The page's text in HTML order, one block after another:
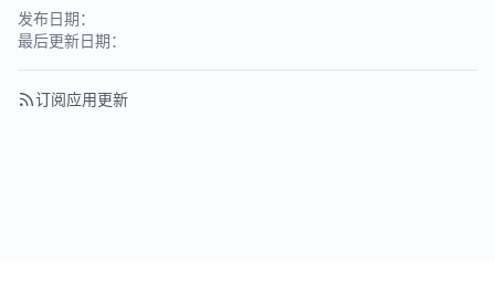
发布日期：
最后更新日期：
订阅应用更新